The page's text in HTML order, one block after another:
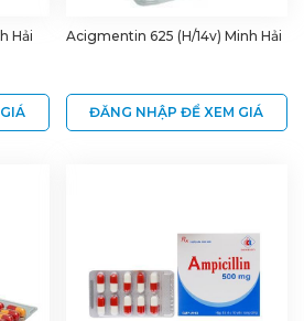
Hải Acigmentin 625 (H/14v) Minh Hải
ĐĂNG NHẬP ĐỂ XEM GIÁ